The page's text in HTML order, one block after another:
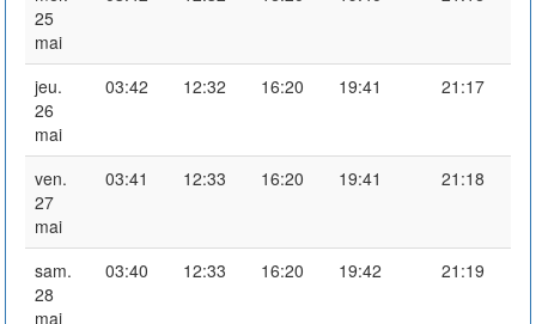
25
mai
jeu.
26
mai
03:42 12:32 16:20 19:41 21:17
ven.
27
mai
03:41 12:33 16:20 19:41 21:18
sam.
28
mai
03:40 12:33 16:20 19:42 21:19